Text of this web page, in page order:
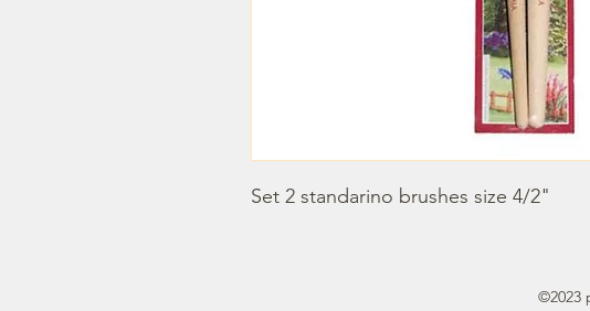
Set 2 standarino brushes size 4/2"
©2023